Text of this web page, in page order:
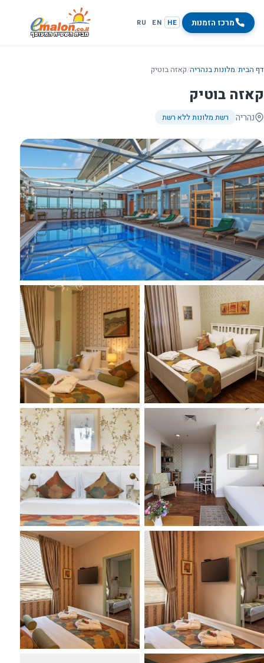
מרכז הזמנות HE
EN
RU
דף הבית/מלונות בנהריה/קאזה בוטיק
קאזה בוטיק
נהריה רשת מלונות ללא רשת